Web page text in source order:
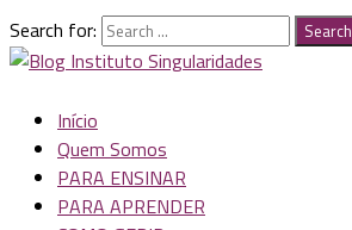
Search for: Search
Início
Quem Somos
PARA ENSINAR
PARA APRENDER